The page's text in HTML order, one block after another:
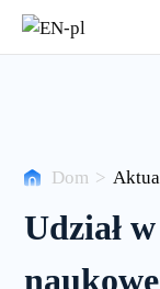
Centrum
wydarzeń
Dom >
Udział